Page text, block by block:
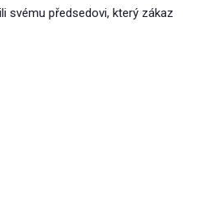
svému předsedovi, který zákaz